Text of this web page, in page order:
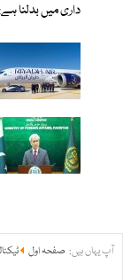
داری میں بدلنا
آپ یہاں ہیں: صفحہ اول